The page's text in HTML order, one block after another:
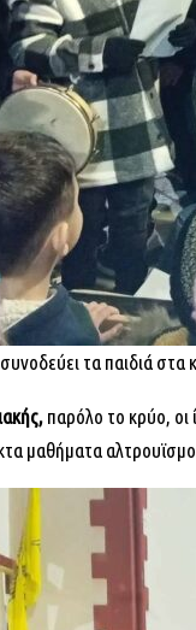
τα παιδιά στα
παρόλο το κρύο,
μαθήματα